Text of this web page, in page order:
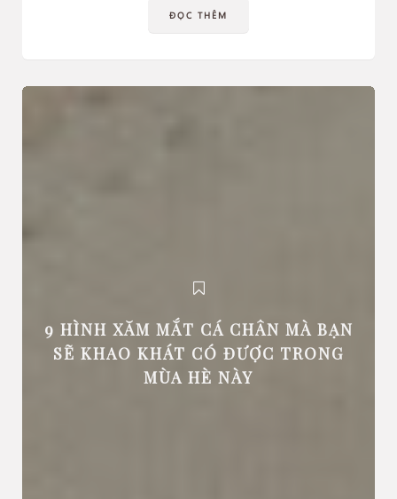
ĐỌC THÊM
9 HÌNH XĂM MẮT CÁ CHÂN MÀ BẠN
SẼ KHAO KHÁT CÓ ĐƯỢC TRONG
MÙA HÈ NÀY